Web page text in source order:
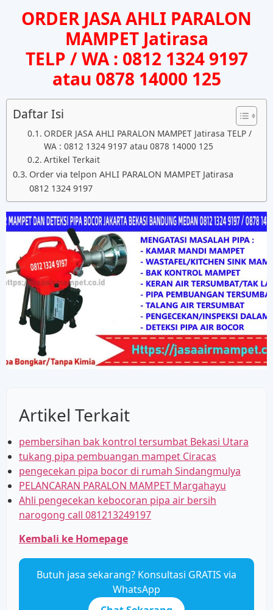
ORDER JASA AHLI PARALON
MAMPET Jatirasa
TELP / WA : 0812 1324 9197
atau 0878 14000 125
Daftar Isi
ORDER JASA AHLI PARALON MAMPET Jatirasa TELP /
WA : 0812 1324 9197 atau 0878 14000 125
Artikel Terkait
Order via telpon AHLI PARALON MAMPET Jatirasa
0812 1324 9197
Artikel Terkait
pembersihan bak kontrol tersumbat Bekasi Utara
tukang pipa pembuangan mampet Ciracas
pengecekan pipa bocor di rumah Sindangmulya
PELANCARAN PARALON MAMPET Margahayu
Ahli pengecekan kebocoran pipa air bersih
narogong call 081213249197
Kembali ke Homepage
Butuh jasa sekarang? Konsultasi GRATIS via
WhatsApp